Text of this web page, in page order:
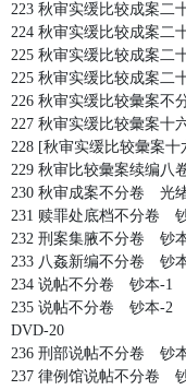
223 秋审实缓比较成案
224 秋审实缓比较成案
225 秋审实缓比较成案
225 秋审实缓比较成案
226 秋审实缓比较彙案
227 秋审实缓比较彙案
228 [秋审实缓比较彙案
229 秋审比较彙案续编
230 秋审成案不分卷 光
231 赎罪处底档不分卷
232 刑案集腋不分卷 钞
233 八姦新编不分卷 钞
234 说帖不分卷 钞本-1
235 说帖不分卷 钞本-2
DVD-20
236 刑部说帖不分卷 钞
237 律例馆说帖不分卷